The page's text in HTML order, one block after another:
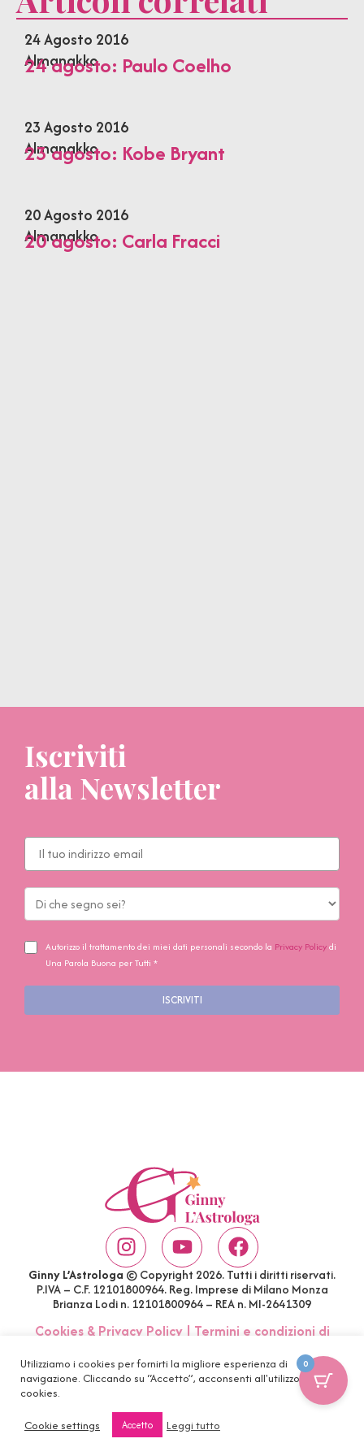
24 Agosto 2016
Almanakko
24 agosto: Paulo Coelho
23 Agosto 2016
Almanakko
23 agosto: Kobe Bryant
20 Agosto 2016
Almanakko
20 agosto: Carla Fracci
Iscriviti
alla Newsletter
Autorizzo il trattamento dei miei dati personali secondo la Privacy Policydi
Una Parola Buona per Tutti *
ISCRIVITI
Ginny L’Astrologa © Copyright 2026. Tutti i diritti riservati.
P.IVA – C.F. 12101800964. Reg. Imprese di Milano Monza
Brianza Lodi n. 12101800964 – REA n. MI-2641309
Cookies & Privacy Policy| Termini e condizioni di
Utilizziamo i cookies per fornirti la migliore esperienza di
navigazione. Cliccando su “Accetto”, acconsenti all'utilizzo di tutti i
cookies.
Cookie settings
Accetto Leggi tutto
0